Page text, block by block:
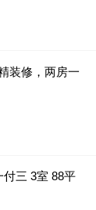
装修，两房一
三 3室 88平